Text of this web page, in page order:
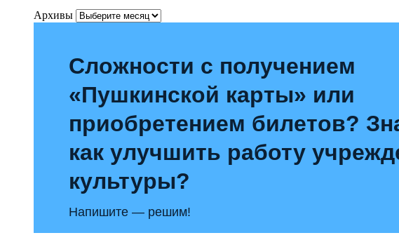
Архивы
Сложности с получением
«Пушкинской карты» или
приобретением билетов?
как улучшить работу
культуры?
Напишите — решим!